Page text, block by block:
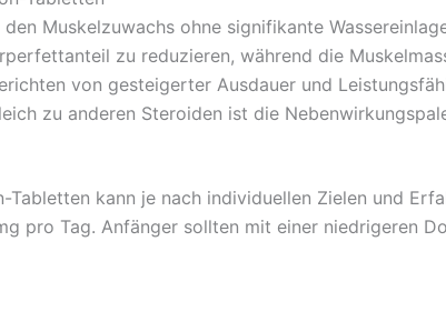
Muskelzuwachs ohne signifikante
zu reduzieren, während die
von gesteigerter Ausdauer und
zu anderen Steroiden ist die
kann je nach individuellen Zielen und
pro Tag. Anfänger sollten mit einer niedrigeren